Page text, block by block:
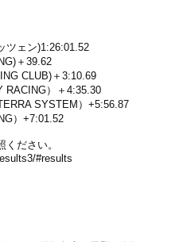
ツェン)1:26:01.52
＋39.62
CLUB)＋3:10.69
RACING）＋4:35.30
SYSTEM）+5:56.87
）+7:01.52
ださい。
#results